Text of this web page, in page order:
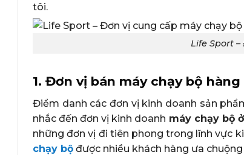
tôi.
Life Sport
1. Đơn vị bán máy chạy bộ
Điểm danh các đơn vị kinh doanh sản
nhắc đến đơn vị kinh doanh máy chạy bộ
những đơn vị đi tiên phong trong lĩnh vực
chạy bộ được nhiều khách hàng ưa